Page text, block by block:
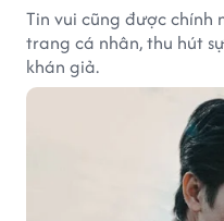
Tin vui cũng được chính
trang cá nhân, thu hút
khán giả.